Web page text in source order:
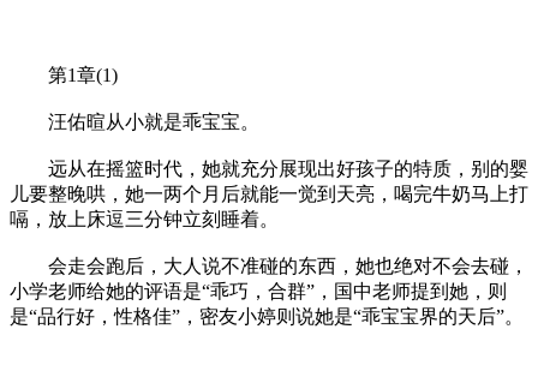
第1章(1)
汪佑暄从小就是乖宝宝。
远从在摇篮时代，她就充分展现出好孩子的特质，别的婴
儿要整晚哄，她一两个月后就能一觉到天亮，喝完牛奶马上打
嗝，放上床逗三分钟立刻睡着。
会走会跑后，大人说不准碰的东西，她也绝对不会去碰，
小学老师给她的评语是“乖巧，合群”，国中老师提到她，则
是“品行好，性格佳”，密友小婷则说她是“乖宝宝界的天后”。